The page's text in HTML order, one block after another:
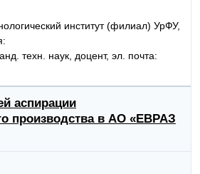
институт (филиал) УрФУ,
техн. наук, доцент, эл. почта:
аспирации
производства в АО «ЕВРАЗ